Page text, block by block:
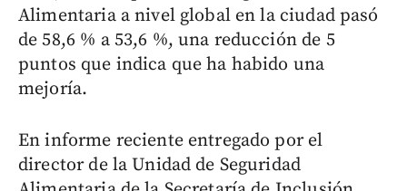
Alimentaria a nivel global en la ciudad pasó
de 58,6 % a 53,6 %, una reducción de 5
puntos que indica que ha habido una
mejoría.
En informe reciente entregado por el
director de la Unidad de Seguridad